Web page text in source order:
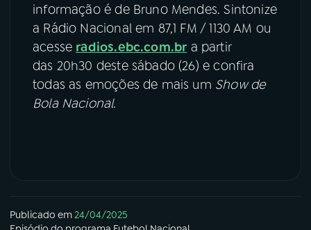
informação é de Bruno Mendes. Sintonize
a Rádio Nacional em 87,1 FM / 1130 AM ou
acesse radios.ebc.com.br a partir
das 20h30 deste sábado (26) e confira
todas as emoções de mais um Show de
Bola Nacional.
Publicado em24/04/2025